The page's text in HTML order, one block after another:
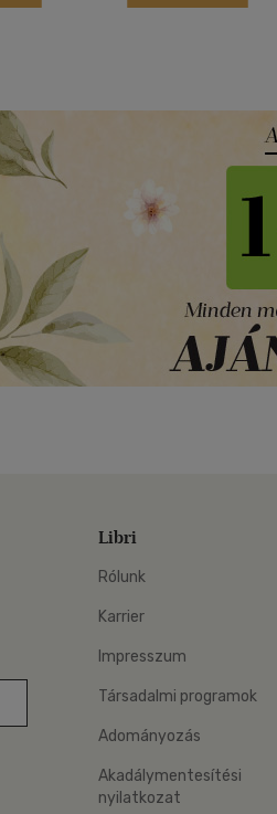
Libri
Rólunk
Karrier
Impresszum
Társadalmi programok
Adományozás
Akadálymentesítési
nyilatkozat